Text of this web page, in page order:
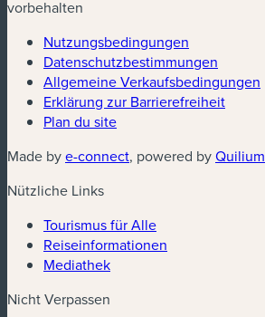
vorbehalten
Nutzungsbedingungen
Datenschutzbestimmungen
Allgemeine Verkaufsbedingungen
Erklärung zur Barrierefreiheit
Plan du site
Made bye-connect(neues Fenster)
, powered byQuilium
Nützliche Links
Tourismus für Alle
Reiseinformationen
Mediathek
Nicht Verpassen